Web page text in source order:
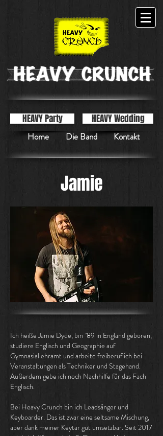
HEAVY Party HEAVY Wedding
Home Die Band Kontakt
Jamie
Ich heiße Jamie Dyde, bin ´89 in England geboren,
studiere Englisch und Geographie auf
Gymnasiallehramt und arbeite freiberuflich bei
Veranstaltungen als Techniker und Stagehand.
Außerdem gebe ich noch Nachhilfe für das Fach
Englisch.
Bei Heavy Crunch bin ich Leadsänger und
Keyboarder. Das ist zwar eine seltsame Mischung,
aber dank meiner Keytar gut umsetzbar. Seit 2017